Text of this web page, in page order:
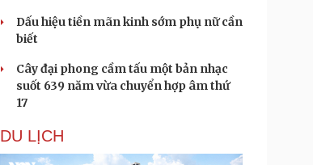
Dấu hiệu tiền mãn kinh sớm phụ nữ cần
biết
Cây đại phong cầm tấu một bản nhạc
suốt 639 năm vừa chuyển hợp âm thứ
17
DU LỊCH